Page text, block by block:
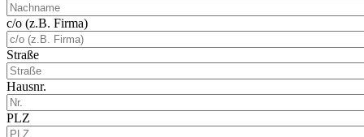
c/o (z.B. Firma)
Straße
Hausnr.
PLZ